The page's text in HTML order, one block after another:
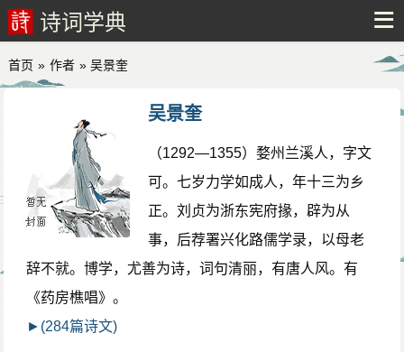
诗词学典
首页 » 作者 » 吴景奎
吴景奎
（1292—1355）婺州兰溪人，字文
可。七岁力学如成人，年十三为乡
正。刘贞为浙东宪府掾，辟为从
事，后荐署兴化路儒学录，以母老
辞不就。博学，尤善为诗，词句清丽，有唐人风。有
《药房樵唱》。
►(284篇诗文)